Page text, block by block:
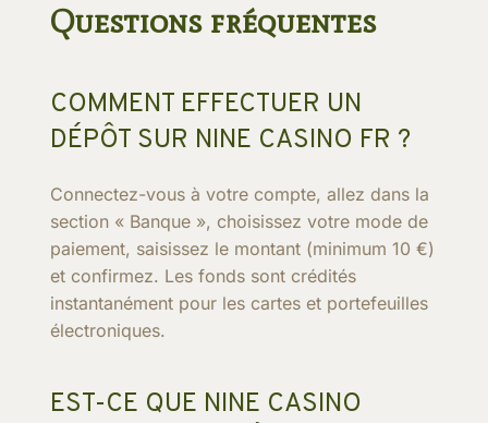
Questions fréquentes
COMMENT EFFECTUER UN
DÉPÔT SUR NINE CASINO FR ?
Connectez-vous à votre compte, allez dans la
section « Banque », choisissez votre mode de
paiement, saisissez le montant (minimum 10 €)
et confirmez. Les fonds sont crédités
instantanément pour les cartes et portefeuilles
électroniques.
EST-CE QUE NINE CASINO